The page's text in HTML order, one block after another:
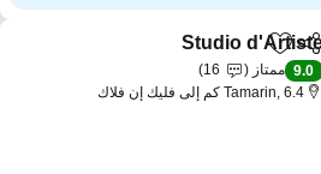
Add to favorites
Studio
ممتاز
16
Tamarin, 6.4 كم إلى فليك إن فلاك